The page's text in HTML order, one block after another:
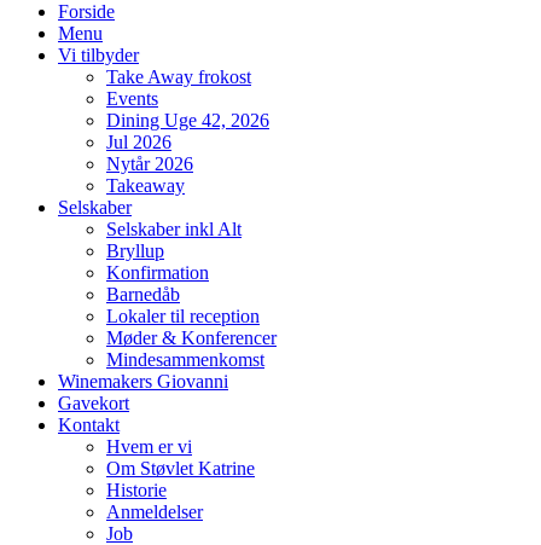
Forside
Menu
Vi tilbyder
Take Away frokost
Events
Dining Uge 42, 2026
Jul 2026
Nytår 2026
Takeaway
Selskaber
Selskaber inkl Alt
Bryllup
Konfirmation
Barnedåb
Lokaler til reception
Møder & Konferencer
Mindesammenkomst
Winemakers Giovanni
Gavekort
Kontakt
Hvem er vi
Om Støvlet Katrine
Historie
Anmeldelser
Job